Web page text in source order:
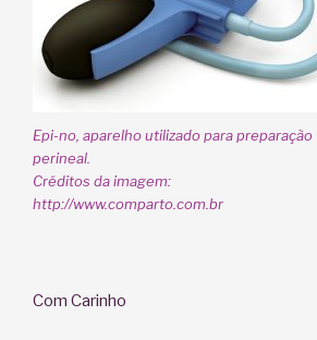
Epi-no, aparelho utilizado para preparação
perineal.
Créditos da imagem:
http://www.comparto.com.br
Com Carinho